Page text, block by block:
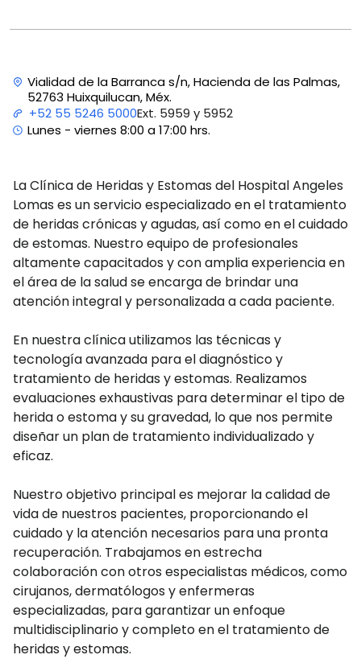
Vialidad de la Barranca s/n, Hacienda de las Palmas,
52763 Huixquilucan, Méx.
+52 55 5246 5000Ext. 5959 y 5952
Lunes - viernes 8:00 a 17:00 hrs.
La Clínica de Heridas y Estomas del Hospital Angeles
Lomas es un servicio especializado en el tratamiento
de heridas crónicas y agudas, así como en el cuidado
de estomas. Nuestro equipo de profesionales
altamente capacitados y con amplia experiencia en
el área de la salud se encarga de brindar una
atención integral y personalizada a cada paciente.
En nuestra clínica utilizamos las técnicas y
tecnología avanzada para el diagnóstico y
tratamiento de heridas y estomas. Realizamos
evaluaciones exhaustivas para determinar el tipo de
herida o estoma y su gravedad, lo que nos permite
diseñar un plan de tratamiento individualizado y
eficaz.
Nuestro objetivo principal es mejorar la calidad de
vida de nuestros pacientes, proporcionando el
cuidado y la atención necesarios para una pronta
recuperación. Trabajamos en estrecha
colaboración con otros especialistas médicos, como
cirujanos, dermatólogos y enfermeras
especializadas, para garantizar un enfoque
multidisciplinario y completo en el tratamiento de
heridas y estomas.